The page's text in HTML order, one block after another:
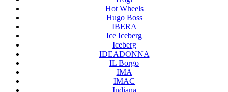
Hot Wheels
Hugo Boss
IBERA
Ice Iceberg
Iceberg
IDEADONNA
IL Borgo
IMA
IMAC
Indiana